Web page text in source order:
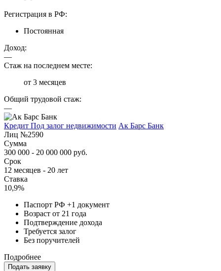
Регистрация в РФ:
Постоянная
Доход:
—
Стаж на последнем месте:
от 3 месяцев
Общий трудовой стаж:
—
Кредит Под залог недвижимости Ак Барс Банк
Лиц №2590
Сумма
300 000 - 20 000 000 руб.
Срок
12 месяцев - 20 лет
Ставка
10,9%
Паспорт РФ +1 документ
Возраст от 21 года
Подтверждение дохода
Требуется залог
Без поручителей
Подробнее
Подать заявку